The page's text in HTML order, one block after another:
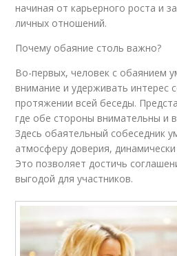
начиная от карьерного роста и
личных отношений.
Почему обаяние столь важно?
Во-первых, человек с обаянием
внимание и удерживать интерес
протяжении всей беседы.
где обе стороны внимательны и
Здесь обаятельный собеседник
атмосферу доверия,
Это позволяет достичь
выгодой для участников.